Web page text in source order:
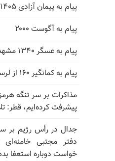
پیام به پیمان آزادی ۱۴۰۵
پیام به آگوست ۲۰۰۰
پیام به عسگر ۱۳۴۰ مشهد
پیام به کمانگیر ۱۶۰ از لرستان
مذاکرات بر سر تنگه
پیشرفت کرده‌ایم، قطر:
جدال در رأس رژیم بر
دفتر مجتبی
خواست دوباره استعفا